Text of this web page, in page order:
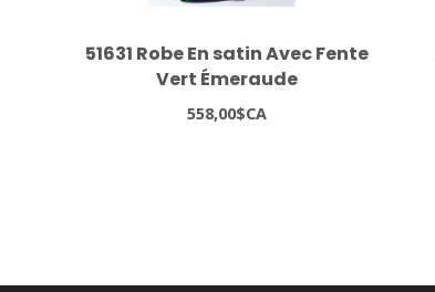
51631 Robe En satin Avec Fente
Vert Émeraude
558,00$CA